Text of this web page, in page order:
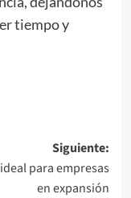
tiempo y
Siguiente:
para empresas
en expansión